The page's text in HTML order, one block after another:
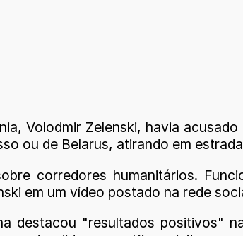
Volodmir Zelenski, havia
ou de Belarus, atirando em
corredores humanitários.
em um vídeo postado na rede
destacou "resultados positivos"